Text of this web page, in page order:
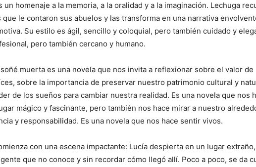
un homenaje a la memoria, a la oralidad y a la imaginación. Lechuga
que le contaron sus abuelos y las transforma en una narrativa
Su estilo es ágil, sencillo y coloquial, pero también cuidado y
pero también cercano y humano.
muerta es una novela que nos invita a reflexionar sobre el valor de
sobre la importancia de preservar nuestro patrimonio cultural y
de los sueños para cambiar nuestra realidad. Es una novela que nos
mágico y fascinante, pero también nos hace mirar a nuestro
y responsabilidad. Es una novela que nos hace sentir vivos.
con una escena impactante: Lucía despierta en un lugar extraño,
que no conoce y sin recordar cómo llegó allí. Poco a poco, se da